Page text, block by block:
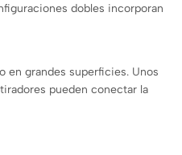
dobles incorporan
en grandes superficies. Unos
pueden conectar la